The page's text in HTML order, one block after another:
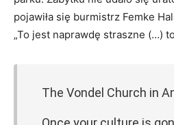
pojawiła się burmistrz Femke
„To jest naprawdę straszne (…)
The Vondel Church in